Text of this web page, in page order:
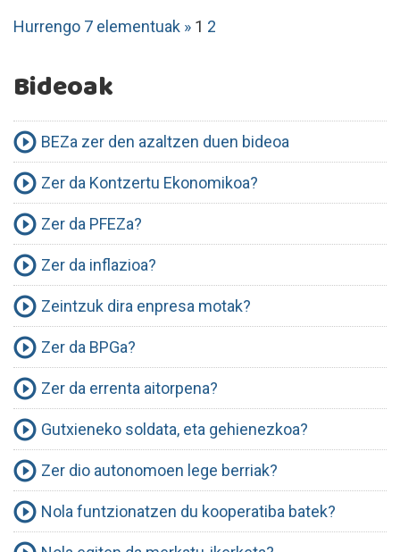
Hurrengo 7 elementuak » 1 2
Bideoak
BEZa zer den azaltzen duen bideoa
Zer da Kontzertu Ekonomikoa?
Zer da PFEZa?
Zer da inflazioa?
Zeintzuk dira enpresa motak?
Zer da BPGa?
Zer da errenta aitorpena?
Gutxieneko soldata, eta gehienezkoa?
Zer dio autonomoen lege berriak?
Nola funtzionatzen du kooperatiba batek?